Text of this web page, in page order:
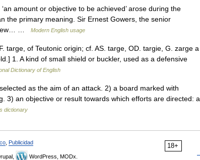
amount or objective to be achieved’ arose during the
the primary meaning. Sir Ernest Gowers, the senior
…
Modern English usage
targe, of Teutonic origin; cf. AS. targe, OD. targie, G. zarge a
1. A kind of small shield or buckler, used as a defensive
Dictionary of English
as the aim of an attack. 2) a board marked with
3) an objective or result towards which efforts are directed: a
dictionary
18+
Publicidad
WordPress, MODx.